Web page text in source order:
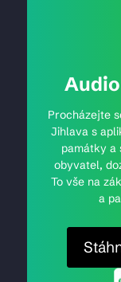
Procházejte
Jihlava s
památky a
obyvatel,
To vše na
a